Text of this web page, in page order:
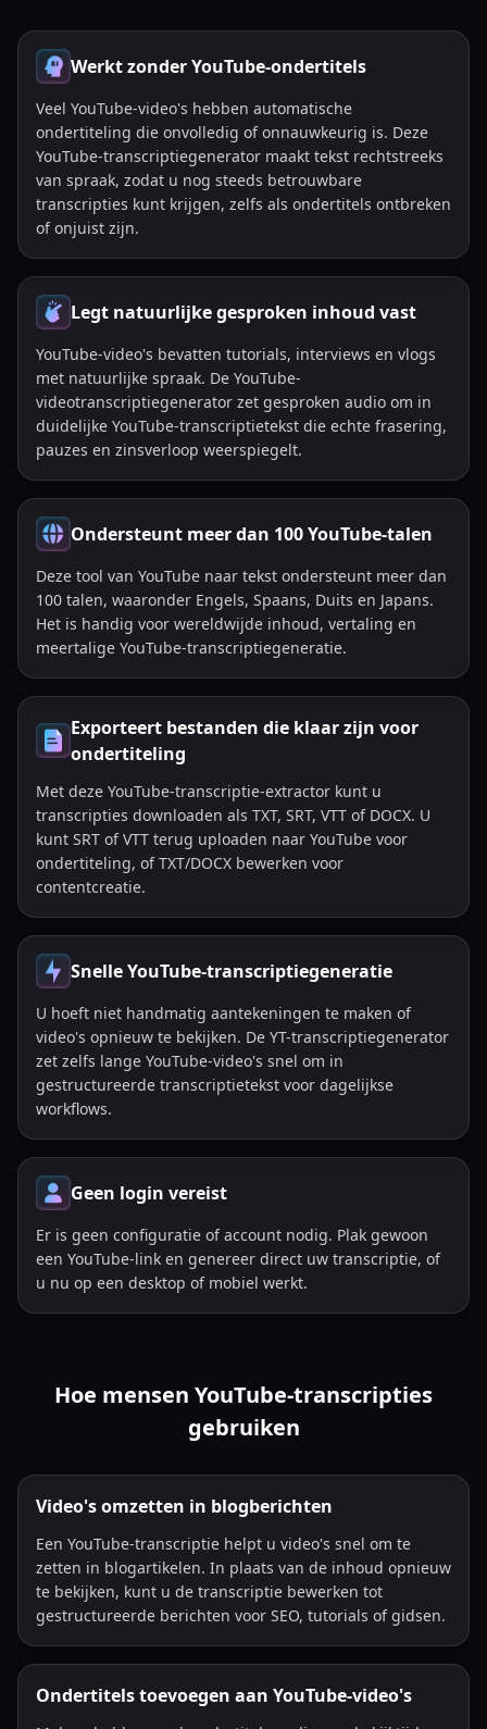
Werkt zonder YouTube-ondertitels
Veel YouTube-video's hebben automatische
ondertiteling die onvolledig of onnauwkeurig is. Deze
YouTube-transcriptiegenerator maakt tekst rechtstreeks
van spraak, zodat u nog steeds betrouwbare
transcripties kunt krijgen, zelfs als ondertitels ontbreken
of onjuist zijn.
Legt natuurlijke gesproken inhoud vast
YouTube-video's bevatten tutorials, interviews en vlogs
met natuurlijke spraak. De YouTube-
videotranscriptiegenerator zet gesproken audio om in
duidelijke YouTube-transcriptietekst die echte frasering,
pauzes en zinsverloop weerspiegelt.
Ondersteunt meer dan 100 YouTube-talen
Deze tool van YouTube naar tekst ondersteunt meer dan
100 talen, waaronder Engels, Spaans, Duits en Japans.
Het is handig voor wereldwijde inhoud, vertaling en
meertalige YouTube-transcriptiegeneratie.
Exporteert bestanden die klaar zijn voor
ondertiteling
Met deze YouTube-transcriptie-extractor kunt u
transcripties downloaden als TXT, SRT, VTT of DOCX. U
kunt SRT of VTT terug uploaden naar YouTube voor
ondertiteling, of TXT/DOCX bewerken voor
contentcreatie.
Snelle YouTube-transcriptiegeneratie
U hoeft niet handmatig aantekeningen te maken of
video's opnieuw te bekijken. De YT-transcriptiegenerator
zet zelfs lange YouTube-video's snel om in
gestructureerde transcriptietekst voor dagelijkse
workflows.
Geen login vereist
Er is geen configuratie of account nodig. Plak gewoon
een YouTube-link en genereer direct uw transcriptie, of
u nu op een desktop of mobiel werkt.
Hoe mensen YouTube-transcripties
gebruiken
Video's omzetten in blogberichten
Een YouTube-transcriptie helpt u video's snel om te
zetten in blogartikelen. In plaats van de inhoud opnieuw
te bekijken, kunt u de transcriptie bewerken tot
gestructureerde berichten voor SEO, tutorials of gidsen.
Ondertitels toevoegen aan YouTube-video's